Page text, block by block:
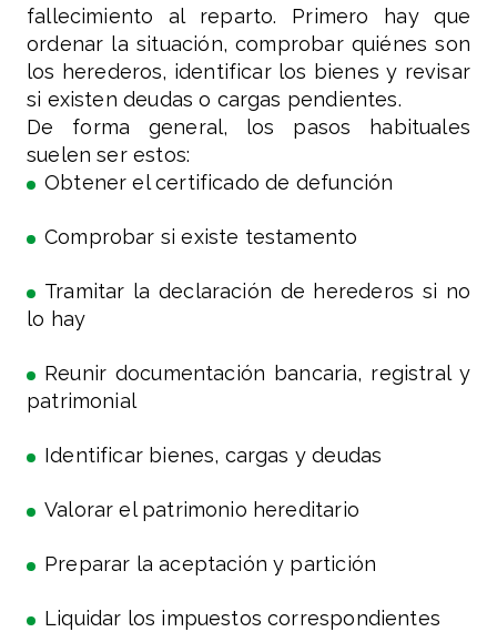
fallecimiento al reparto. Primero hay que
ordenar la situación, comprobar quiénes son
los herederos, identificar los bienes y revisar
si existen deudas o cargas pendientes.
De forma general, los pasos habituales
suelen ser estos:
Obtener el certificado de defunción
Comprobar si existe testamento
Tramitar la declaración de herederos si no
lo hay
Reunir documentación bancaria, registral y
patrimonial
Identificar bienes, cargas y deudas
Valorar el patrimonio hereditario
Preparar la aceptación y partición
Liquidar los impuestos correspondientes